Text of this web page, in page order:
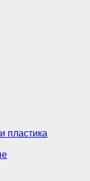
пластика